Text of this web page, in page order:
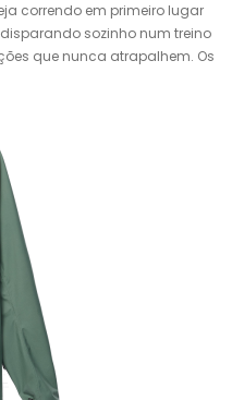
correndo em primeiro lugar
sozinho num treino
que nunca atrapalhem. Os